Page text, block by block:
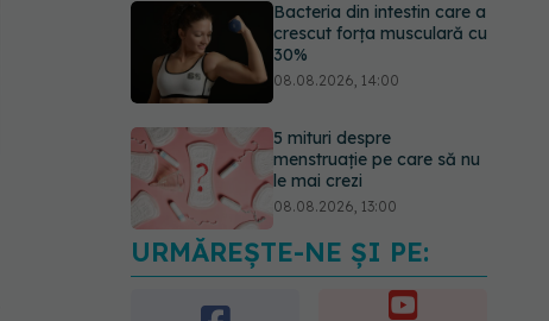
Bacteria din intestin care a
crescut forța musculară cu
30%
08.08.2026, 14:00
5 mituri despre
menstruație pe care să nu
le mai crezi
08.08.2026, 13:00
Medicamentul folosit de
peste 60 de ani care
acționează într-un loc
URMĂREȘTE-NE ȘI PE: